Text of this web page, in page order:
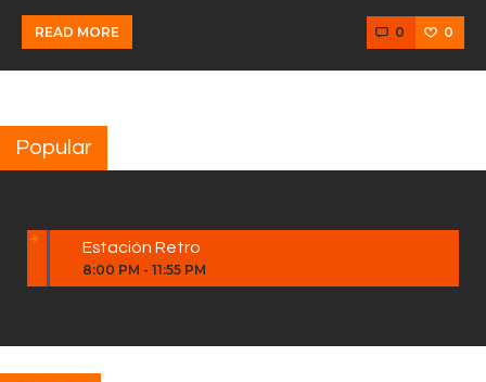
READ MORE 0 0
Popular
Estación Retro
8:00 PM - 11:55 PM